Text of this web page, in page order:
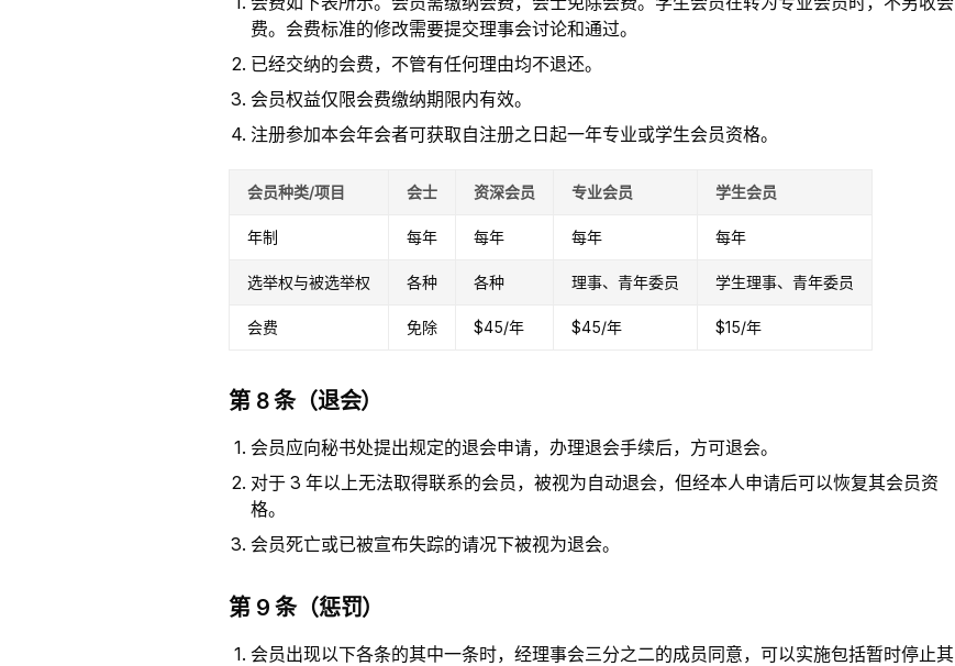
费。会费标准的修改需要提交理事会讨论和通过。
已经交纳的会费，不管有任何理由均不退还。
会员权益仅限会费缴纳期限内有效。
注册参加本会年会者可获取自注册之日起一年专业或学生会员资格。
会员种类/项目 会士 资深会员 专业会员 学生会员
年制 每年 每年 每年 每年
选举权与被选举权 各种 各种 理事、青年委员 学生理事、青年委员
会费 免除 $45/年 $45/年 $15/年
第 8 条（退会）
会员应向秘书处提出规定的退会申请，办理退会手续后，方可退会。
对于 3 年以上无法取得联系的会员，被视为自动退会，但经本人申请后可以恢复其会员资
格。
会员死亡或已被宣布失踪的请况下被视为退会。
第 9 条（惩罚）
会员出现以下各条的其中一条时，经理事会三分之二的成员同意，可以实施包括暂时停止其